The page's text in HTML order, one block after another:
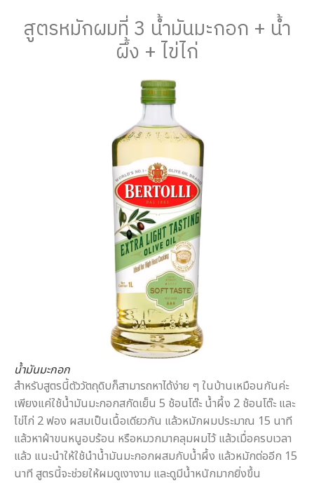
สูตรหมักผมที่ 3 น้ำมันมะกอก + น้ำ
ผึ้ง + ไข่ไก่
น้ำมันมะกอก
สำหรับสูตรนี้ตัววัตถุดิบก็สามารถหาได้ง่าย ๆ ในบ้านเหมือนกันค่ะ
เพียงแค่ใช้น้ำมันมะกอกสกัดเย็น 5 ช้อนโต๊ะ น้ำผึ้ง 2 ช้อนโต๊ะ และ
ไข่ไก่ 2 ฟอง ผสมเป็นเนื้อเดียวกัน แล้วหมักผมประมาณ 15 นาที
แล้วหาผ้าขนหนูอบร้อน หรือหมวกมาคลุมผมไว้ แล้วเมื่อครบเวลา
แล้ว แนะนำให้ใช้นำน้ำมันมะกอกผสมกับน้ำผึ้ง แล้วหมักต่ออีก 15
นาที สูตรนี้จะช่วยให้ผมดูเงางาม และดูมีน้ำหนักมากยิ่งขึ้น